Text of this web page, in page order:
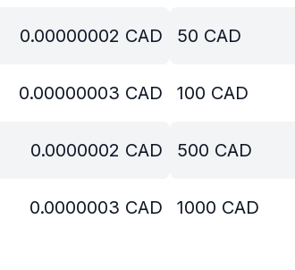
0.00000002 CAD
0.00000003 CAD
0.0000002 CAD
0.0000003 CAD
50 CAD
100 CAD
500 CAD
1000 CAD